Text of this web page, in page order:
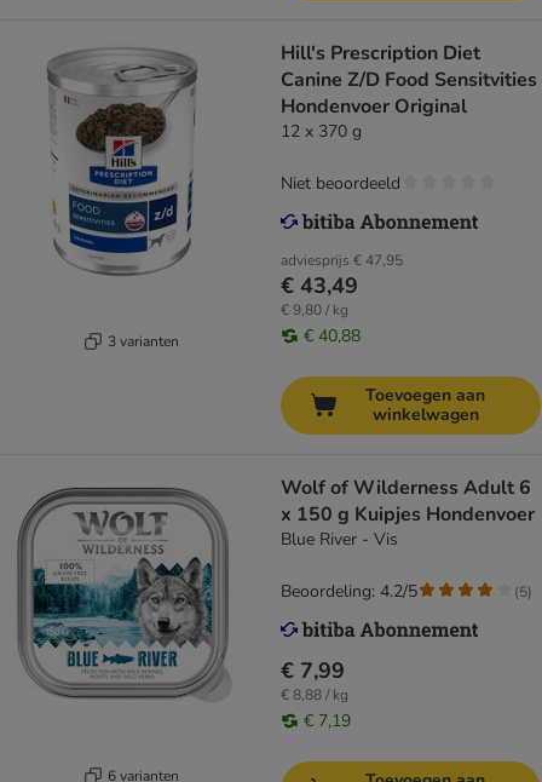
3 varianten
Hill's Prescription Diet
Canine Z/D Food Sensitvities
Hondenvoer Original
12 x 370 g
adviesprijs € 47,95
€ 43,49
€ 9,80 / kg
€ 40,88
Niet beoordeeld
Toevoegen aan
winkelwagen
6 varianten
Wolf of Wilderness Adult 6
x 150 g Kuipjes Hondenvoer
Blue River - Vis
€ 7,99
€ 8,88 / kg
€ 7,19
Beoordeling: 4.2/5 (5)